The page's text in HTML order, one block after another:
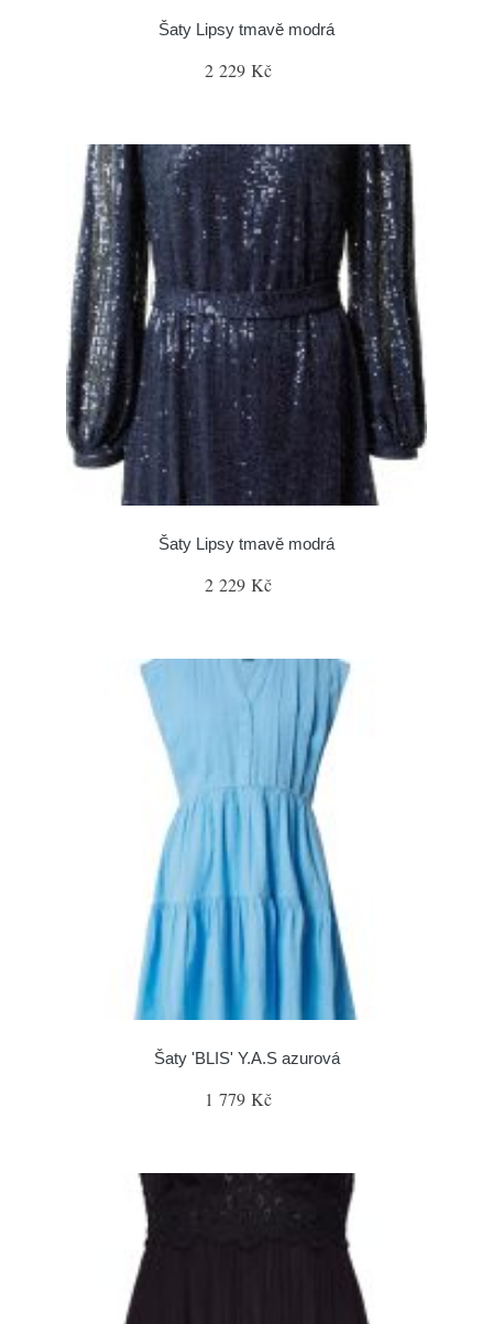
Šaty Lipsy tmavě modrá
2 229 Kč
Šaty Lipsy tmavě modrá
2 229 Kč
Šaty 'BLIS' Y.A.S azurová
1 779 Kč